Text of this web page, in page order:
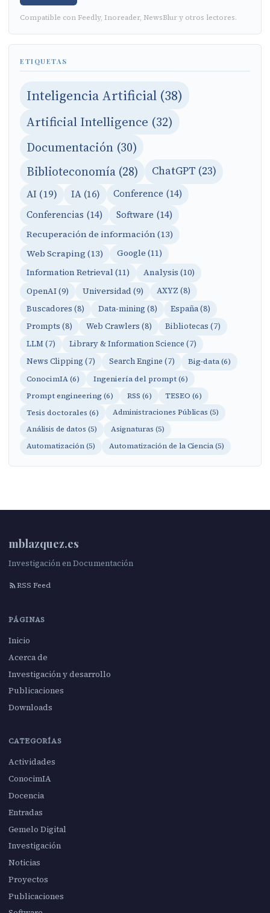
Compatible con Feedly, Inoreader, NewsBlur y otros lectores.
ETIQUETAS
Inteligencia Artificial (38)
Artificial Intelligence (32)
Documentación (30)
Biblioteconomía (28) ChatGPT (23)
AI (19) IA (16)
Conference (14)
Conferencias (14)
Software (14)
Recuperación de información (13)
Web Scraping (13)
Google (11)
Information Retrieval (11)
Analysis (10)
OpenAI (9) Universidad (9)
AXYZ (8)
Buscadores (8)
Data-mining (8)
España (8)
Prompts (8)
Web Crawlers (8)
Bibliotecas (7)
LLM (7)
Library & Information Science (7)
News Clipping (7)
Search Engine (7)
Big-data (6)
ConocimIA (6)
Ingeniería del prompt (6)
Prompt engineering (6)
RSS (6)
TESEO (6)
Tesis doctorales (6)
Administraciones Públicas (5)
Análisis de datos (5)
Asignaturas (5)
Automatización (5)
Automatización de la Ciencia (5)
mblazquez.es
Investigación en Documentación
RSS Feed
PÁGINAS
Inicio
Acerca de
Investigación y desarrollo
Publicaciones
Downloads
CATEGORÍAS
Actividades
ConocimIA
Docencia
Entradas
Gemelo Digital
Investigación
Noticias
Proyectos
Publicaciones